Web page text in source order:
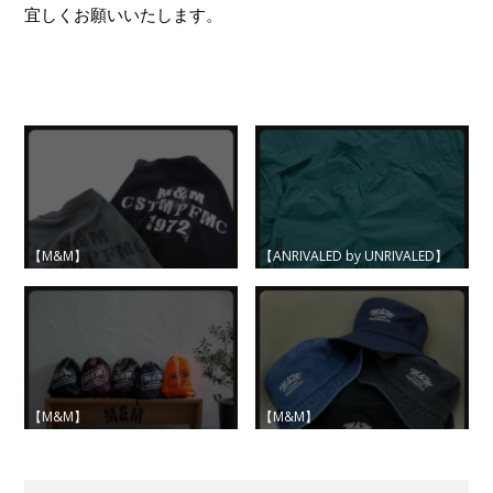
宜しくお願いいたします。
【M&M】 【ANRIVALED by UNRIVALED】
【M&M】 【M&M】